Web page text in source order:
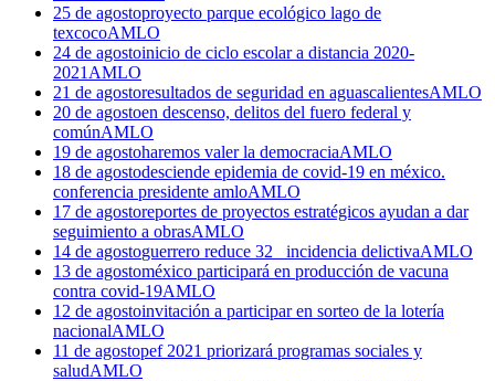
25 de agostoproyecto parque ecológico lago de
texcocoAMLO
24 de agostoinicio de ciclo escolar a distancia 2020-
2021AMLO
21 de agostoresultados de seguridad en aguascalientesAMLO
20 de agostoen descenso, delitos del fuero federal y
comúnAMLO
19 de agostoharemos valer la democraciaAMLO
18 de agostodesciende epidemia de covid-19 en méxico.
conferencia presidente amloAMLO
17 de agostoreportes de proyectos estratégicos ayudan a dar
seguimiento a obrasAMLO
14 de agostoguerrero reduce 32_ incidencia delictivaAMLO
13 de agostoméxico participará en producción de vacuna
contra covid-19AMLO
12 de agostoinvitación a participar en sorteo de la lotería
nacionalAMLO
11 de agostopef 2021 priorizará programas sociales y
saludAMLO